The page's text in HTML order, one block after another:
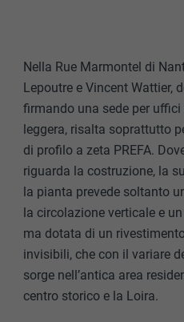
Nella Rue Marmontel di
Lepoutre e Vincent Wattier,
firmando una sede per
leggera, risalta soprattutto
di profilo a zeta PREFA.
riguarda la costruzione, la
la pianta prevede soltanto
la circolazione verticale e
ma dotata di un
invisibili, che con il variare
sorge nell’antica area
centro storico e la Loira.